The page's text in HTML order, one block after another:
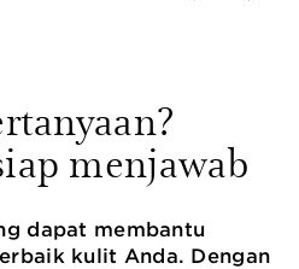
menjawab
dapat membantu
kulit Anda. Dengan